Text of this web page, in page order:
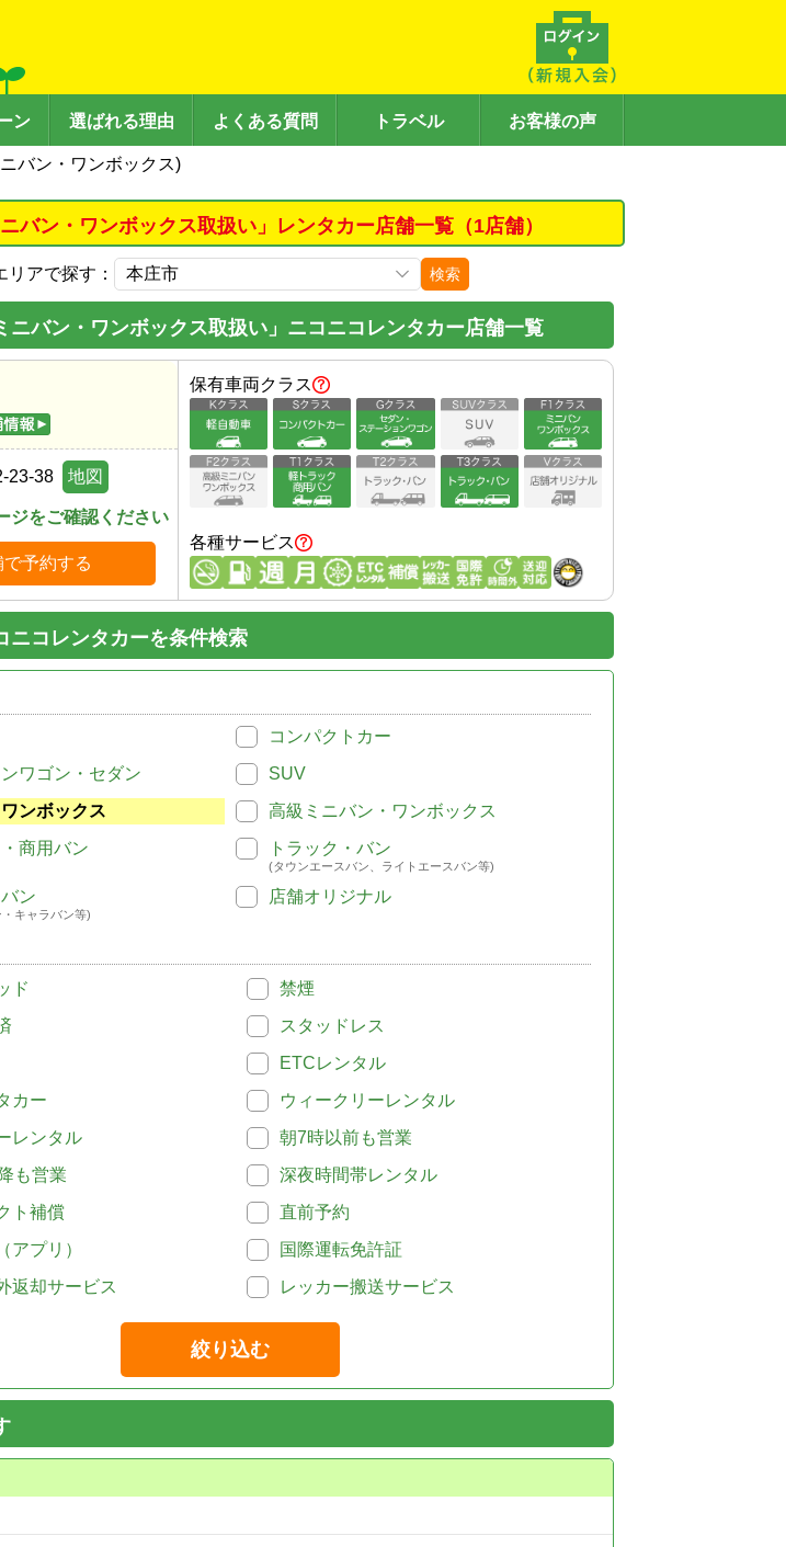
ン 選ばれる理由 よくある質問 トラベル お客様の声
バン・ワンボックス)
バン・ワンボックス取扱い」レンタカー店舗一覧（1店舗）
リアで探す： 検索
ニバン・ワンボックス取扱い」ニコニコレンタカー店舗一覧
23-38 地図
ジをご確認ください
で予約する
保有車両クラス
各種サービス
ニコレンタカーを条件検索
コンパクトカー
ワゴン・セダン
SUV
ンボックス
高級ミニバン・ワンボックス
商用バン
トラック・バン
(タウンエースバン、ライトエースバン等)
ン
キャラバン等)
店舗オリジナル
ド
禁煙
スタッドレス
ETCレンタル
カー
ウィークリーレンタル
レンタル
朝7時以前も営業
も営業
深夜時間帯レンタル
ト補償
直前予約
アプリ）
国際運転免許証
返却サービス
レッカー搬送サービス
絞り込む